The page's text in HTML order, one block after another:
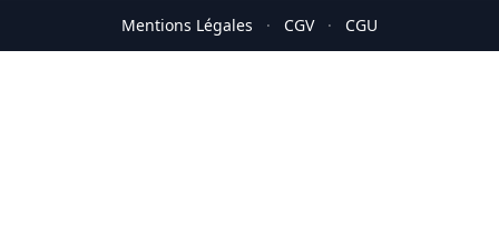
Mentions Légales · CGV · CGU